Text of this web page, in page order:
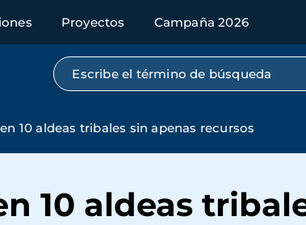
Proyectos Campaña 2026
Búsqueda por texto completo
10 aldeas tribales sin apenas recursos
10 aldeas